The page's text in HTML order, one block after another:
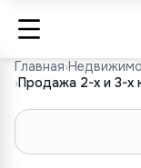
Главная›
›